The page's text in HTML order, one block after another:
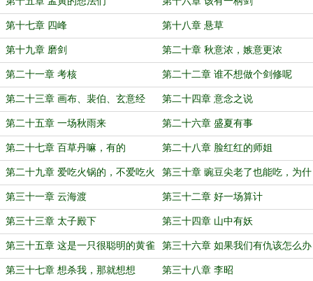
第十七章 四峰 第十八章 悬草
第十九章 磨剑 第二十章 秋意浓，嫉意更浓
第二十一章 考核 第二十二章 谁不想做个剑修呢
第二十三章 画布、裴伯、玄意经 第二十四章 意念之说
第二十五章 一场秋雨来 第二十六章 盛夏有事
第二十七章 百草丹嘛，有的 第二十八章 脸红红的师姐
第二十九章 爱吃火锅的，不爱吃火
锅的
第三十章 豌豆尖老了也能吃，为什
么要丢掉
第三十一章 云海渡 第三十二章 好一场算计
第三十三章 太子殿下 第三十四章 山中有妖
第三十五章 这是一只很聪明的黄雀 第三十六章 如果我们有仇该怎么办
第三十七章 想杀我，那就想想 第三十八章 李昭